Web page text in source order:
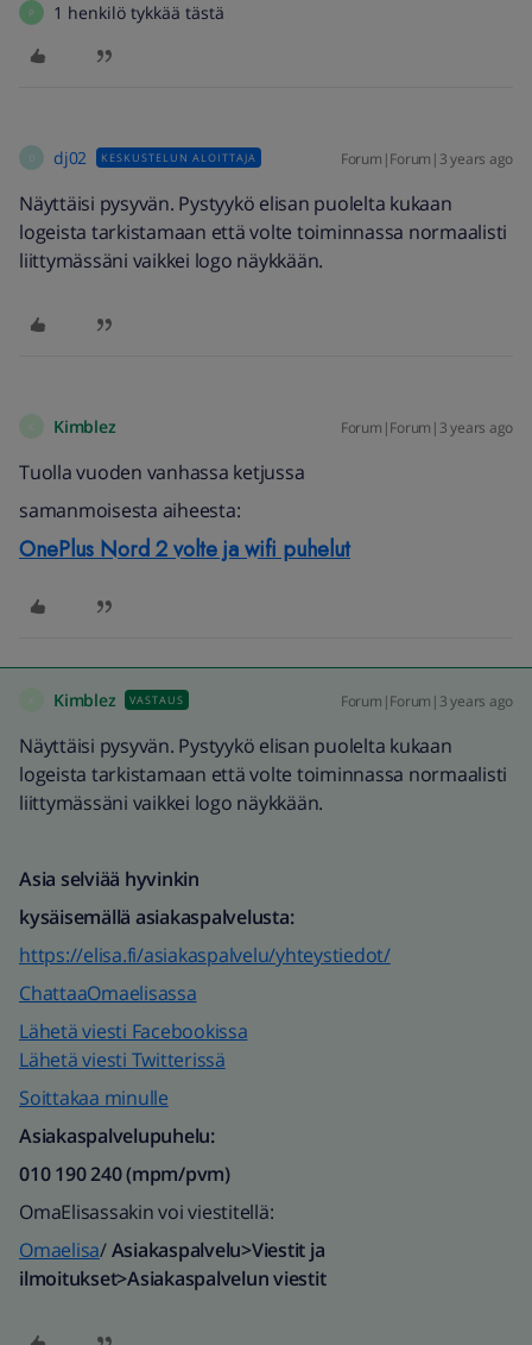
P 1 henkilö tykkää tästä
dj02 KESKUSTELUN ALOITTAJA Forum|Forum|3 years ago
Näyttäisi pysyvän. Pystyykö elisan puolelta kukaan
logeista tarkistamaan että volte toiminnassa normaalisti
liittymässäni vaikkei logo näykkään.
Kimblez Forum|Forum|3 years ago
Tuolla vuoden vanhassa ketjussa
samanmoisesta aiheesta:
OnePlus Nord 2 volte ja wifi puhelut
Kimblez VASTAUS Forum|Forum|3 years ago
Näyttäisi pysyvän. Pystyykö elisan puolelta kukaan
logeista tarkistamaan että volte toiminnassa normaalisti
liittymässäni vaikkei logo näykkään.
Asia selviää hyvinkin
kysäisemällä asiakaspalvelusta:
https://elisa.fi/asiakaspalvelu/yhteystiedot/
ChattaaOmaelisassa
Lähetä viesti Facebookissa
Lähetä viesti Twitterissä
Soittakaa minulle
Asiakaspalvelupuhelu:
010 190 240 (mpm/pvm)​
OmaElisassakin voi viestitellä:
Omaelisa/Asiakaspalvelu>Viestit ja
ilmoitukset>Asiakaspalvelun viestit